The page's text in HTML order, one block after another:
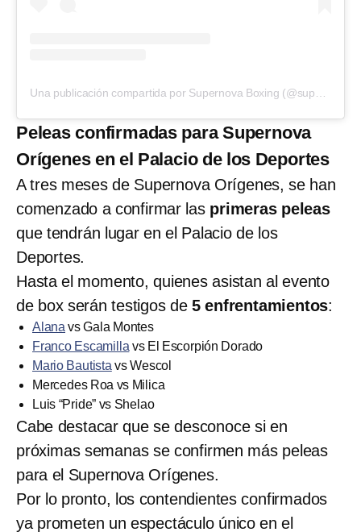
Peleas confirmadas para Supernova
Orígenes en el Palacio de los Deportes
A tres meses de Supernova Orígenes, se han
comenzado a confirmar las primeras peleas
que tendrán lugar en el Palacio de los
Deportes.
Hasta el momento, quienes asistan al evento
de box serán testigos de5 enfrentamientos:
Alana vs Gala Montes
Franco Escamilla vs El Escorpión Dorado
Mario Bautista vs Wescol
Mercedes Roa vs Milica
Luis “Pride” vs Shelao
Cabe destacar que se desconoce si en
próximas semanas se confirmen más peleas
para el Supernova Orígenes.
Por lo pronto, los contendientes confirmados
ya prometen un espectáculo único en el